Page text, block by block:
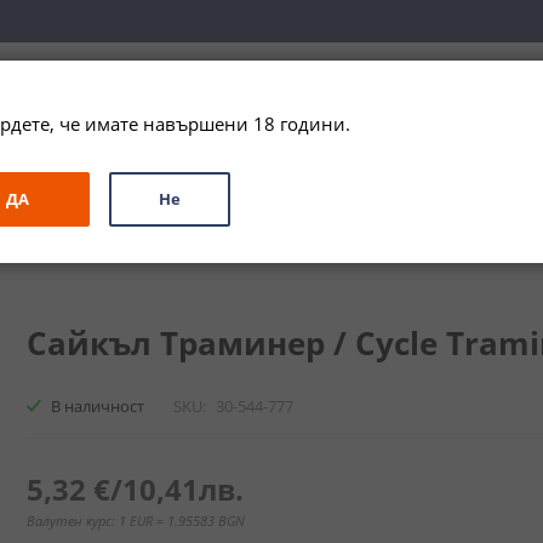
ЗА ПОДАРЪК ПРОМО СПЕЦИАЛНИ ПРЕДЛОЖЕНИЯ
/ Cycle Traminer
Сайкъл Траминер / Cycle
В наличност SKU 30-544-777
5,32 €/10,41лв.
Валутен курс: 1 EUR = 1.95583 BGN
че имате навършени 18 години.
ДА Не